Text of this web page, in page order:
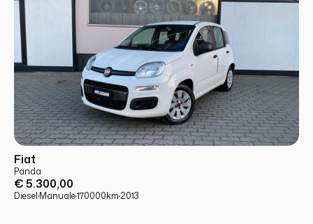
USATO
Fiat
Panda
€ 5.300,00
Diesel·Manuale·170000km·2013